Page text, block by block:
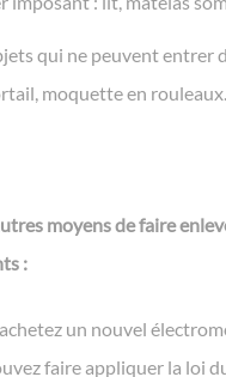
qui ne peuvent entrer
moquette en rouleaux...
moyens de faire
:
un nouvel
faire appliquer la loi